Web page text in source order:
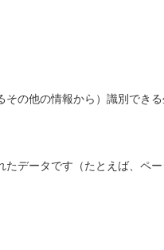
の他の情報から）識別できる
データです（たとえば、ペ